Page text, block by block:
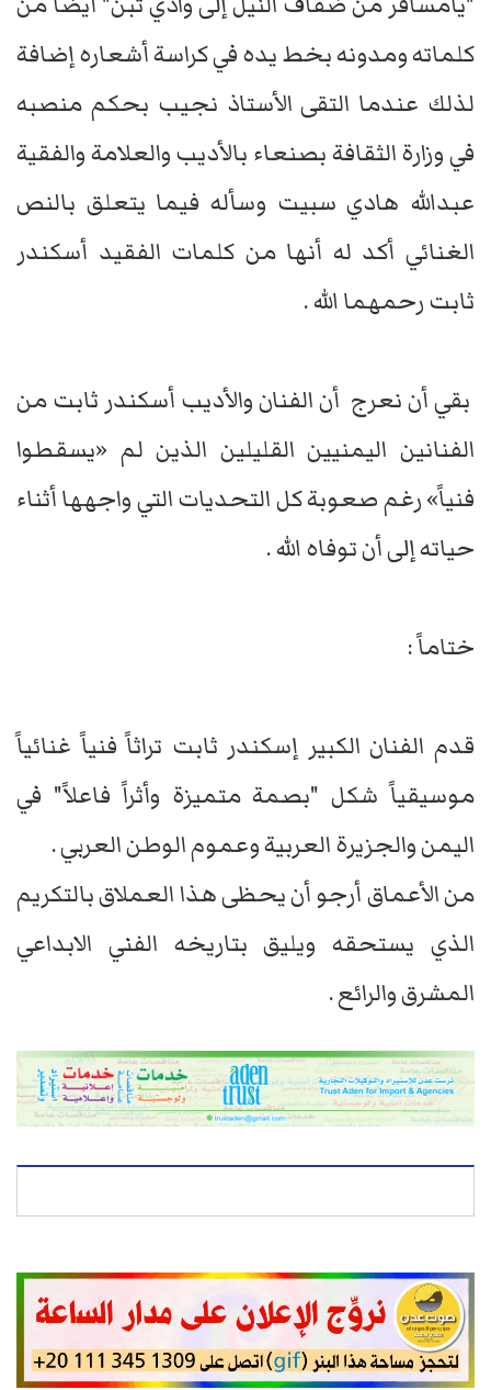
كلماته ومدونه بخط يده في كراسة أشعاره إضافة
لذلك عندما التقى الأستاذ نجيب بحكم منصبه
في وزارة الثقافة بصنعاء بالأديب والعلامة والفقية
عبدالله هادي سبيت وسأله فيما يتعلق بالنص
الغنائي أكد له أنها من كلمات الفقيد أسكندر
ثابت رحمهما الله .
بقي أن نعرج أن الفنان والأديب أسكندر ثابت من
الفنانين اليمنيين القليلين الذين لم «يسقطوا
فنياً» رغم صعوبة كل التحديات التي واجهها أثناء
حياته إلى أن توفاه الله .
ختاماً :
قدم الفنان الكبير إسكندر ثابت تراثاً فنياً غنائياً
موسيقياً شكل "بصمة متميزة وأثراً فاعلاً" في
اليمن والجزيرة العربية وعموم الوطن العربي .
من الأعماق أرجو أن يحظى هذا العملاق بالتكريم
الذي يستحقه ويليق بتاريخه الفني الابداعي
المشرق والرائع .